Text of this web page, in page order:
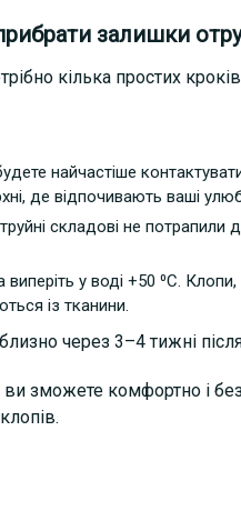
залишки
кілька простих
найчастіше контактувати
де відпочивають ваші
складові не
виперіть у воді +50 ⁰С.
із тканини.
через 3–4 тижні після
зможете комфортно і